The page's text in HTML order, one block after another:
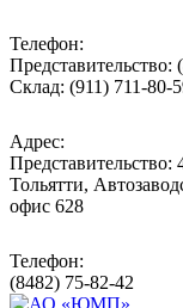
Телефон:
Представительство:
Склад: (911) 711-
Адрес:
Представительство:
Тольятти,
офис 628
Телефон:
(8482) 75-82-42